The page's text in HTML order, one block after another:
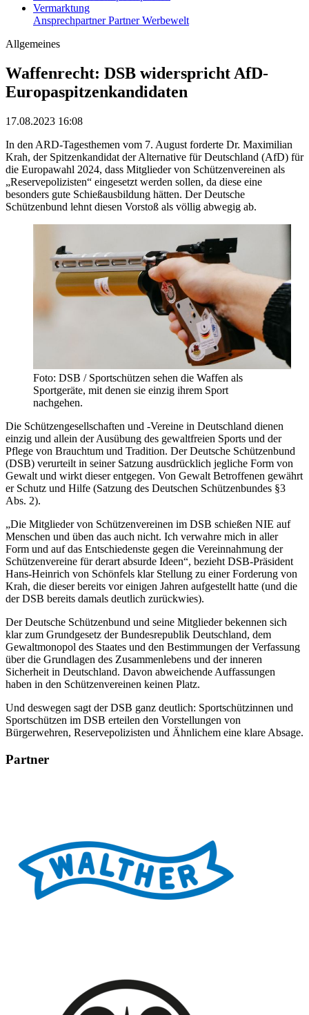
Vermarktung
AnsprechpartnerPartnerWerbewelt
Allgemeines
Waffenrecht: DSB widerspricht AfD-
Europaspitzenkandidaten
17.08.2023 16:08
In den ARD-Tagesthemen vom 7. August forderte Dr. Maximilian
Krah, der Spitzenkandidat der Alternative für Deutschland (AfD) für
die Europawahl 2024, dass Mitglieder von Schützenvereinen als
„Reservepolizisten“ eingesetzt werden sollen, da diese eine
besonders gute Schießausbildung hätten. Der Deutsche
Schützenbund lehnt diesen Vorstoß als völlig abwegig ab.
Foto: DSB / Sportschützen sehen die Waffen als
Sportgeräte, mit denen sie einzig ihrem Sport
nachgehen.
Die Schützengesellschaften und -Vereine in Deutschland dienen
einzig und allein der Ausübung des gewaltfreien Sports und der
Pflege von Brauchtum und Tradition. Der Deutsche Schützenbund
(DSB) verurteilt in seiner Satzung ausdrücklich jegliche Form von
Gewalt und wirkt dieser entgegen. Von Gewalt Betroffenen gewährt
er Schutz und Hilfe (Satzung des Deutschen Schützenbundes §3
Abs. 2).
„Die Mitglieder von Schützenvereinen im DSB schießen NIE auf
Menschen und üben das auch nicht. Ich verwahre mich in aller
Form und auf das Entschiedenste gegen die Vereinnahmung der
Schützenvereine für derart absurde Ideen“, bezieht DSB-Präsident
Hans-Heinrich von Schönfels klar Stellung zu einer Forderung von
Krah, die dieser bereits vor einigen Jahren aufgestellt hatte (und die
der DSB bereits damals deutlich zurückwies).
Der Deutsche Schützenbund und seine Mitglieder bekennen sich
klar zum Grundgesetz der Bundesrepublik Deutschland, dem
Gewaltmonopol des Staates und den Bestimmungen der Verfassung
über die Grundlagen des Zusammenlebens und der inneren
Sicherheit in Deutschland. Davon abweichende Auffassungen
haben in den Schützenvereinen keinen Platz.
Und deswegen sagt der DSB ganz deutlich: Sportschützinnen und
Sportschützen im DSB erteilen den Vorstellungen von
Bürgerwehren, Reservepolizisten und Ähnlichem eine klare Absage.
Partner